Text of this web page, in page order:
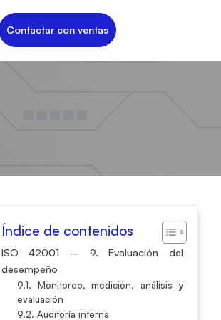
Contactar con ventas
Índice de contenidos
ISO 42001 – 9. Evaluación del
desempeño
9.1. Monitoreo, medición, análisis y
evaluación
9.2. Auditoría interna